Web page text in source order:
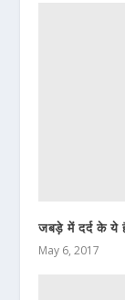
जबड़े में दर्द के ये
May 6, 2017